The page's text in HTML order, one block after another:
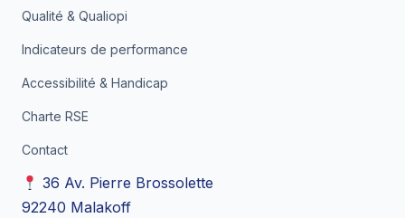
Qualité & Qualiopi
Indicateurs de performance
Accessibilité & Handicap
Charte RSE
Contact
36 Av. Pierre Brossolette
92240 Malakoff